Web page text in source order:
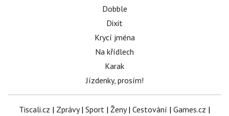
Dobble
Dixit
Krycí jména
Na křídlech
Karak
Jízdenky, prosím!
Tiscali.cz | Zprávy| Sport | Ženy| Cestování | Games.cz |